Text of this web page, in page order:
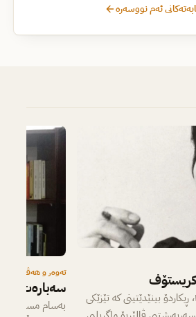
ئەم نووسەرە
کریستۆف
لە مانگی حوزەیرانی ساڵی ١٩٩٩، ڕیکاردۆ بینێدێتینی کە تێزێکی
تەوەر و هەڤپەیڤین
سەبارەت بە
بەسام مستەفا